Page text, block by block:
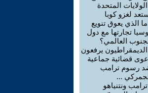
الولايات المتحدة
لغزو كوبا
ما الذي يعوق تنويع
تجارتها مع دول
العالمي؟
الديمقراطيون يرفعون
قضائية جماعية
رسوم ترامب
...
ترامب ونتنياهو